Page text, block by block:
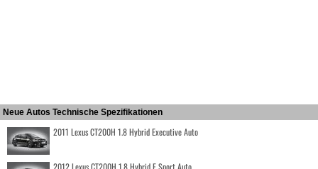
Neue Autos Technische Spezifikationen
2011 Lexus CT200H 1.8 Hybrid Executive Auto
2012 Lexus CT200H 1.8 Hybrid F Sport Auto